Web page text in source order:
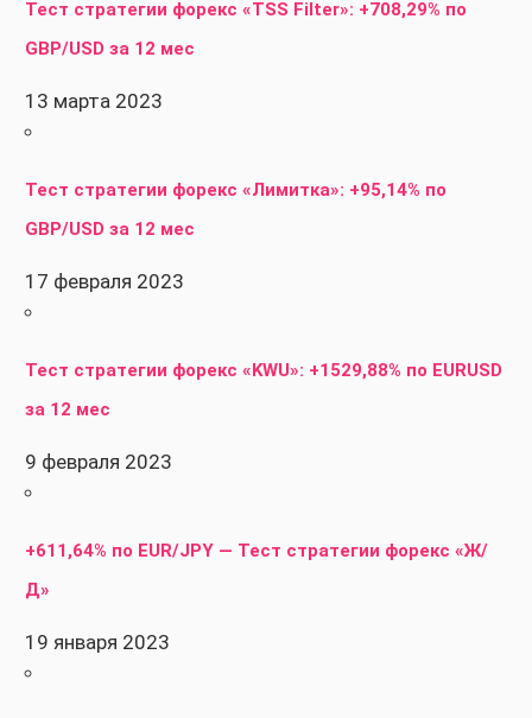
Тест стратегии форекс «TSS Filter»: +708,29% по
GBP/USD за 12 мес
13 марта 2023
Тест стратегии форекс «Лимитка»: +95,14% по
GBP/USD за 12 мес
17 февраля 2023
Тест стратегии форекс «KWU»: +1529,88% по EURUSD
за 12 мес
9 февраля 2023
+611,64% по EUR/JPY — Тест стратегии форекс «Ж/
Д»
19 января 2023